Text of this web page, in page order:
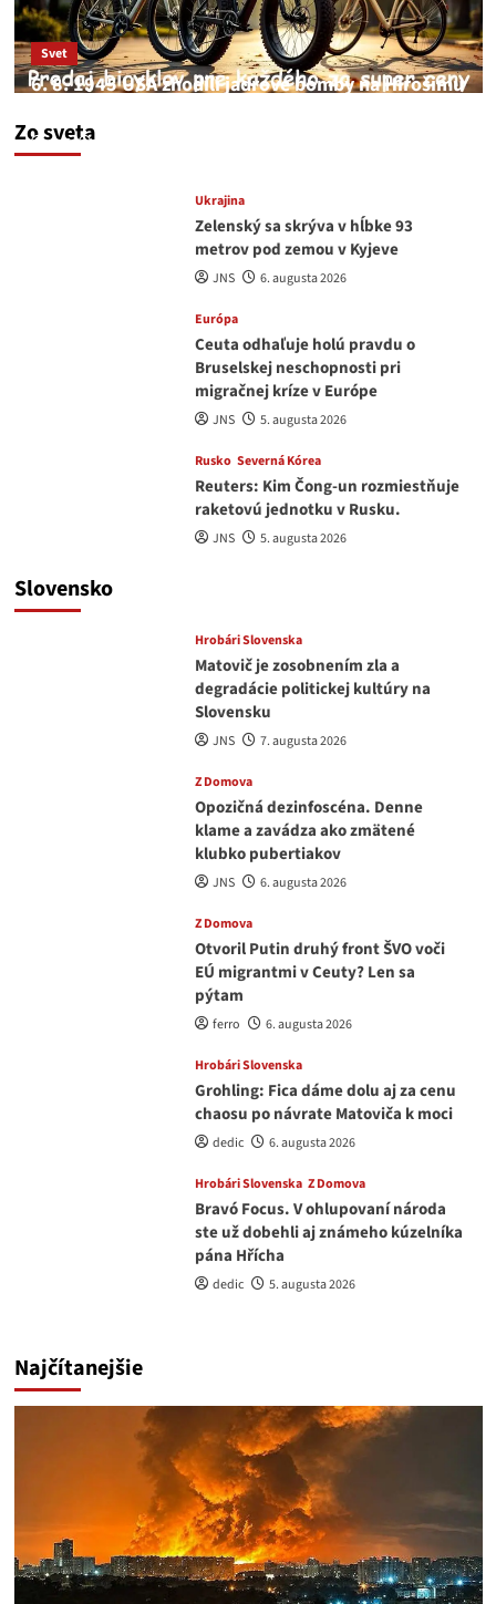
Zo sveta
Svet
6. 8. 1945 USA zhodili jadrové bomby na Hirošimu
JNS
Ukrajina
Zelenský sa skrýva v hĺbke 93
metrov pod zemou v Kyjeve
JNS 6. augusta 2026
Európa
Ceuta odhaľuje holú pravdu o
Bruselskej neschopnosti pri
migračnej kríze v Európe
JNS 5. augusta 2026
Rusko Severná Kórea
Reuters: Kim Čong-un rozmiestňuje
raketovú jednotku v Rusku.
JNS 5. augusta 2026
Slovensko
Hrobári Slovenska
Matovič je zosobnením zla a
degradácie politickej kultúry na
Slovensku
JNS 7. augusta 2026
Z Domova
Opozičná dezinfoscéna. Denne
klame a zavádza ako zmätené
klubko pubertiakov
JNS 6. augusta 2026
Z Domova
Otvoril Putin druhý front ŠVO voči
EÚ migrantmi v Ceuty? Len sa
pýtam
ferro 6. augusta 2026
Hrobári Slovenska
Grohling: Fica dáme dolu aj za cenu
chaosu po návrate Matoviča k moci
dedic 6. augusta 2026
Hrobári Slovenska Z Domova
Bravó Focus. V ohlupovaní národa
ste už dobehli aj známeho kúzelníka
pána Hřícha
dedic 5. augusta 2026
Najčítanejšie